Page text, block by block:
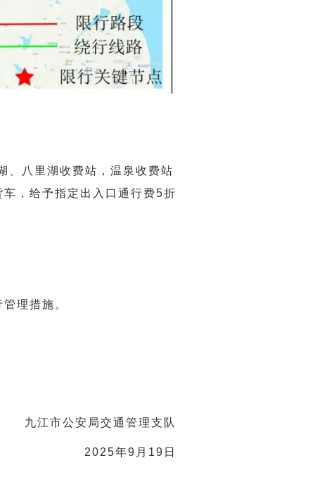
、八里湖收费站，温泉收费站
，给予指定出入口通行费5折
理措施。
九江市公安局交通管理支队
2025年9月19日